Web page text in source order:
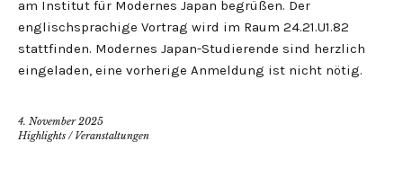
am Institut für Modernes Japan begrüßen. Der
englischsprachige Vortrag wird im Raum 24.21.U1.82
stattfinden. Modernes Japan-Studierende sind herzlich
eingeladen, eine vorherige Anmeldung ist nicht nötig.
4. November 2025
Highlights / Veranstaltungen